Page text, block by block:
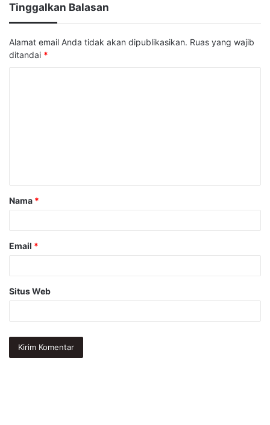
Tinggalkan Balasan
Alamat email Anda tidak akan dipublikasikan. Ruas yang wajib
ditandai *
a
r
Nama *
Email *
Situs Web